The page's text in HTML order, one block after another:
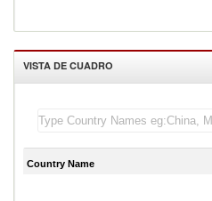
VISTA DE CUADRO
Country Name